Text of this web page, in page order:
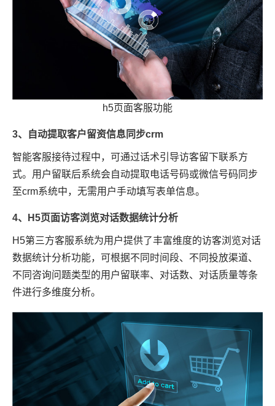
h5页面客服功能
3、自动提取客户留资信息同步crm
智能客服接待过程中，可通过话术引导访客留下联系方
式。用户留联后系统会自动提取电话号码或微信号码同步
至crm系统中，无需用户手动填写表单信息。
4、H5页面访客浏览对话数据统计分析
H5第三方客服系统为用户提供了丰富维度的访客浏览对话
数据统计分析功能，可根据不同时间段、不同投放渠道、
不同咨询问题类型的用户留联率、对话数、对话质量等条
件进行多维度分析。